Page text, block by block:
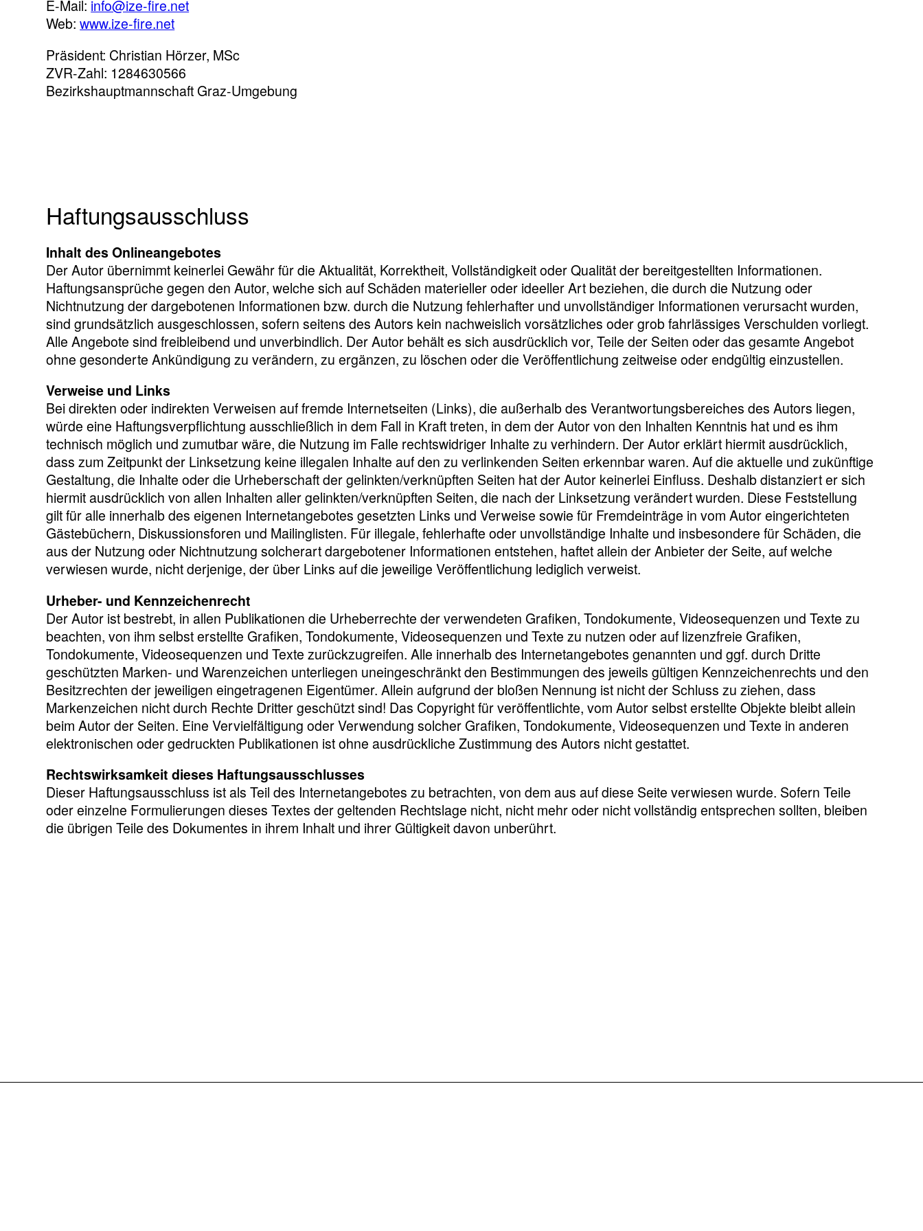
E-Mail: info@ize-fire.net
Web:www.ize-fire.net
Präsident: Christian Hörzer, MSc
ZVR-Zahl: 1284630566
Bezirkshauptmannschaft Graz-Umgebung
Haftungsausschluss
Inhalt des Onlineangebotes
Der Autor übernimmt keinerlei Gewähr für die Aktualität, Korrektheit, Vollständigkeit oder Qualität der bereitgestellten Informationen.
Haftungsansprüche gegen den Autor, welche sich auf Schäden materieller oder ideeller Art beziehen, die durch die Nutzung oder
Nichtnutzung der dargebotenen Informationen bzw. durch die Nutzung fehlerhafter und unvollständiger Informationen verursacht wurden,
sind grundsätzlich ausgeschlossen, sofern seitens des Autors kein nachweislich vorsätzliches oder grob fahrlässiges Verschulden vorliegt.
Alle Angebote sind freibleibend und unverbindlich. Der Autor behält es sich ausdrücklich vor, Teile der Seiten oder das gesamte Angebot
ohne gesonderte Ankündigung zu verändern, zu ergänzen, zu löschen oder die Veröffentlichung zeitweise oder endgültig einzustellen.
Verweise und Links
Bei direkten oder indirekten Verweisen auf fremde Internetseiten (Links), die außerhalb des Verantwortungsbereiches des Autors liegen,
würde eine Haftungsverpflichtung ausschließlich in dem Fall in Kraft treten, in dem der Autor von den Inhalten Kenntnis hat und es ihm
technisch möglich und zumutbar wäre, die Nutzung im Falle rechtswidriger Inhalte zu verhindern. Der Autor erklärt hiermit ausdrücklich,
dass zum Zeitpunkt der Linksetzung keine illegalen Inhalte auf den zu verlinkenden Seiten erkennbar waren. Auf die aktuelle und zukünftige
Gestaltung, die Inhalte oder die Urheberschaft der gelinkten/verknüpften Seiten hat der Autor keinerlei Einfluss. Deshalb distanziert er sich
hiermit ausdrücklich von allen Inhalten aller gelinkten/verknüpften Seiten, die nach der Linksetzung verändert wurden. Diese Feststellung
gilt für alle innerhalb des eigenen Internetangebotes gesetzten Links und Verweise sowie für Fremdeinträge in vom Autor eingerichteten
Gästebüchern, Diskussionsforen und Mailinglisten. Für illegale, fehlerhafte oder unvollständige Inhalte und insbesondere für Schäden, die
aus der Nutzung oder Nichtnutzung solcherart dargebotener Informationen entstehen, haftet allein der Anbieter der Seite, auf welche
verwiesen wurde, nicht derjenige, der über Links auf die jeweilige Veröffentlichung lediglich verweist.
Urheber- und Kennzeichenrecht
Der Autor ist bestrebt, in allen Publikationen die Urheberrechte der verwendeten Grafiken, Tondokumente, Videosequenzen und Texte zu
beachten, von ihm selbst erstellte Grafiken, Tondokumente, Videosequenzen und Texte zu nutzen oder auf lizenzfreie Grafiken,
Tondokumente, Videosequenzen und Texte zurückzugreifen. Alle innerhalb des Internetangebotes genannten und ggf. durch Dritte
geschützten Marken- und Warenzeichen unterliegen uneingeschränkt den Bestimmungen des jeweils gültigen Kennzeichenrechts und den
Besitzrechten der jeweiligen eingetragenen Eigentümer. Allein aufgrund der bloßen Nennung ist nicht der Schluss zu ziehen, dass
Markenzeichen nicht durch Rechte Dritter geschützt sind! Das Copyright für veröffentlichte, vom Autor selbst erstellte Objekte bleibt allein
beim Autor der Seiten. Eine Vervielfältigung oder Verwendung solcher Grafiken, Tondokumente, Videosequenzen und Texte in anderen
elektronischen oder gedruckten Publikationen ist ohne ausdrückliche Zustimmung des Autors nicht gestattet.
Rechtswirksamkeit dieses Haftungsausschlusses
Dieser Haftungsausschluss ist als Teil des Internetangebotes zu betrachten, von dem aus auf diese Seite verwiesen wurde. Sofern Teile
oder einzelne Formulierungen dieses Textes der geltenden Rechtslage nicht, nicht mehr oder nicht vollständig entsprechen sollten, bleiben
die übrigen Teile des Dokumentes in ihrem Inhalt und ihrer Gültigkeit davon unberührt.